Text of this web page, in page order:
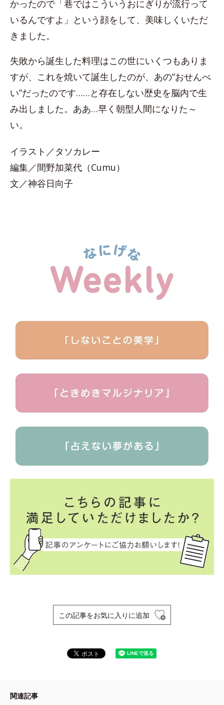
かったので「巷ではこういうおにぎりが流行って
いるんですよ」という顔をして、美味しくいただ
きました。
失敗から誕生した料理はこの世にいくつもありま
すが、これを焼いて誕生したのが、あの“おせんべ
い”だったのです……と存在しない歴史を脳内で生
み出しました。ああ…早く朝型人間になりた～
い。
イラスト／タソカレー
編集／間野加菜代（Cumu）
文／神谷日向子
この記事をお気に入りに追加
関連記事